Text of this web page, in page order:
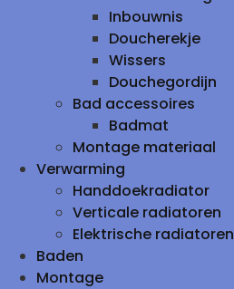
Inbouwnis
Doucherekje
Wissers
Douchegordijn
Bad accessoires
Badmat
Montage materiaal
Verwarming
Handdoekradiator
Verticale radiatoren
Elektrische radiatoren
Baden
Montage